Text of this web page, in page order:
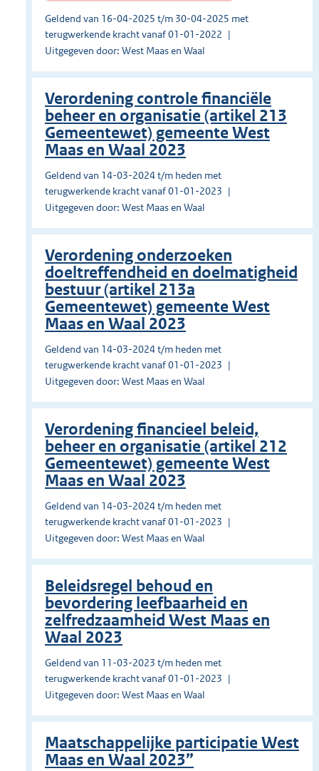
Geldend van 16-04-2025 t/m 30-04-2025 met
terugwerkende kracht vanaf 01-01-2022
Uitgegeven door: West Maas en Waal
Verordening controle financiële
beheer en organisatie (artikel 213
Gemeentewet) gemeente West
Maas en Waal 2023
Geldend van 14-03-2024 t/m heden met
terugwerkende kracht vanaf 01-01-2023
Uitgegeven door: West Maas en Waal
Verordening onderzoeken
doeltreffendheid en doelmatigheid
bestuur (artikel 213a
Gemeentewet) gemeente West
Maas en Waal 2023
Geldend van 14-03-2024 t/m heden met
terugwerkende kracht vanaf 01-01-2023
Uitgegeven door: West Maas en Waal
Verordening financieel beleid,
beheer en organisatie (artikel 212
Gemeentewet) gemeente West
Maas en Waal 2023
Geldend van 14-03-2024 t/m heden met
terugwerkende kracht vanaf 01-01-2023
Uitgegeven door: West Maas en Waal
Beleidsregel behoud en
bevordering leefbaarheid en
zelfredzaamheid West Maas en
Waal 2023
Geldend van 11-03-2023 t/m heden met
terugwerkende kracht vanaf 01-01-2023
Uitgegeven door: West Maas en Waal
Maatschappelijke participatie West
Maas en Waal 2023”